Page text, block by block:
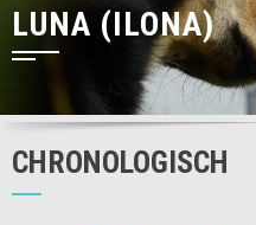
LUNA (ILONA)
CHRONOLOGISCH